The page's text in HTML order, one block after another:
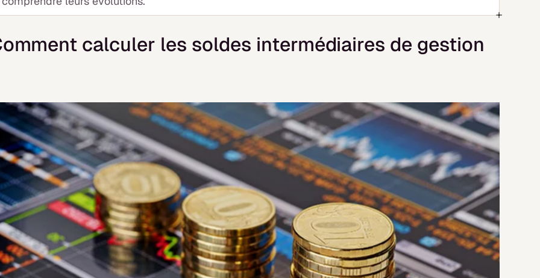
calculer les soldes intermédiaires de gestion